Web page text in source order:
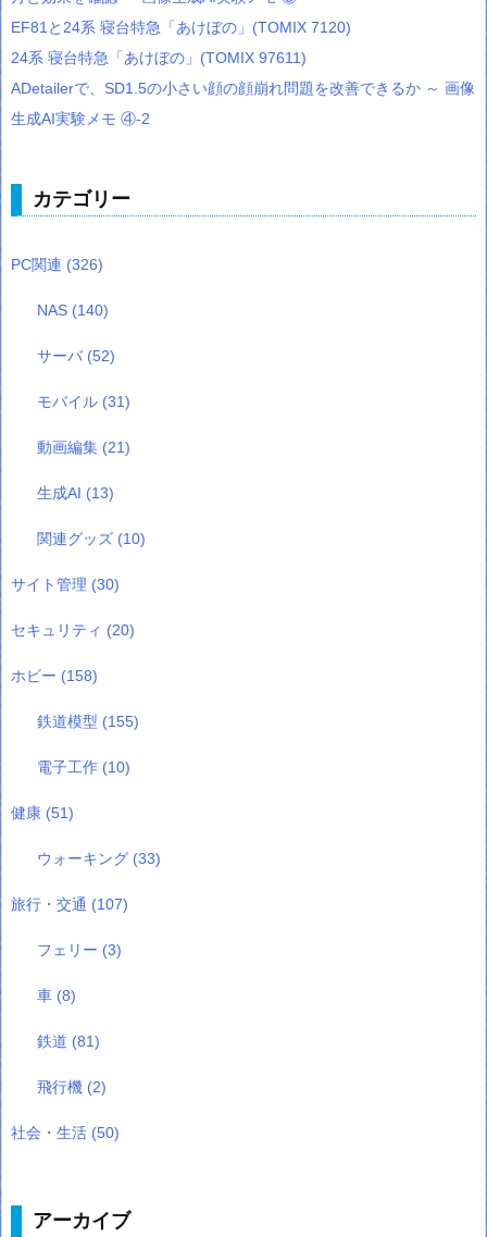
EF81と24系 寝台特急「あけぼの」(TOMIX 7120)
24系 寝台特急「あけぼの」(TOMIX 97611)
ADetailerで、SD1.5の小さい顔の顔崩れ問題を改善できるか ～ 画像
生成AI実験メモ ④-2
カテゴリー
PC関連 (326)
NAS (140)
サーバ (52)
モバイル (31)
動画編集 (21)
生成AI (13)
関連グッズ (10)
サイト管理 (30)
セキュリティ (20)
ホビー (158)
鉄道模型 (155)
電子工作 (10)
健康 (51)
ウォーキング (33)
旅行・交通 (107)
フェリー (3)
車 (8)
鉄道 (81)
飛行機 (2)
社会・生活 (50)
アーカイブ